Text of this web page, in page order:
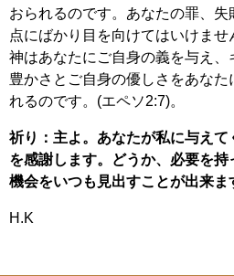
おられるのです。あなたの罪、
点にばかり目を向けてはいけませ
神はあなたにご自身の義を与え、
豊かさとご自身の優しさをあな
れるのです。(エペソ2:7)。
祈り：主よ。あなたが私に与えて
を感謝します。どうか、必要を
機会をいつも見出すことが出来ま
H.K